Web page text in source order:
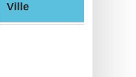
Ville